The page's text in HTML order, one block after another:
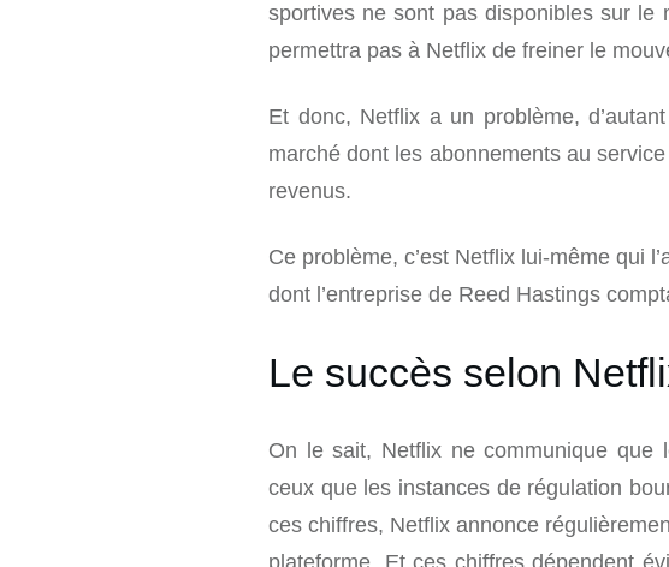
sportives ne sont pas disponibles sur
permettra pas à Netflix de freiner le
Et donc, Netflix a un problème,
marché dont les abonnements au
revenus.
Ce problème, c’est Netflix lui-même qui
dont l’entreprise de Reed Hastings
Le succès selon
On le sait, Netflix ne communique que
ceux que les instances de régulation
ces chiffres, Netflix annonce
plateforme. Et ces chiffres dépendent